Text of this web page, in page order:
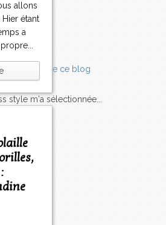
allons
étant
a
style m'a sélectionnée...
Styles
récents